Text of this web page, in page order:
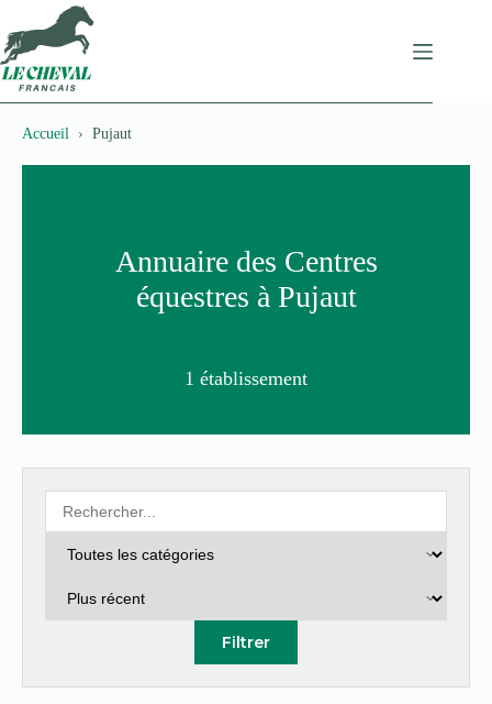
au
contenu
Accueil Pujaut
Annuaire des Centres
équestres à Pujaut
1 établissement
Filtrer